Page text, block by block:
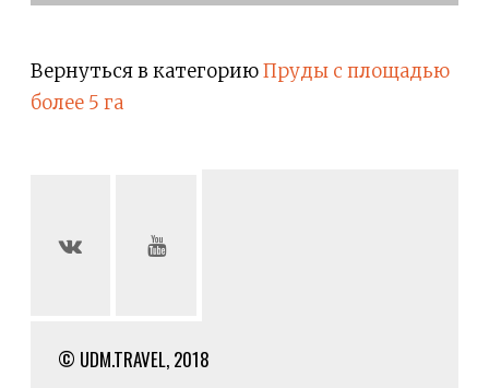
Вернуться в категориюПруды с площадью
более 5 га
© UDM.TRAVEL, 2018